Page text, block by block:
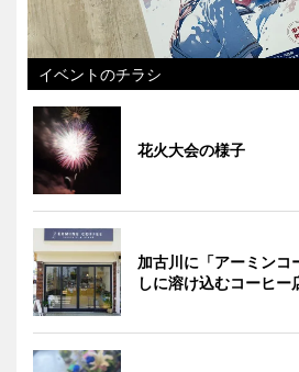
イベントのチラシ
花火大会の様子
加古川に「アーミン
しに溶け込むコーヒー